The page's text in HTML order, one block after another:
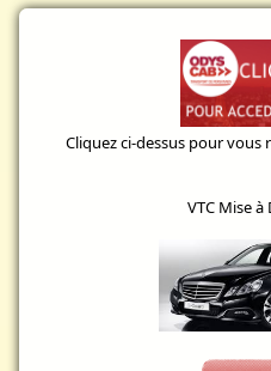
Cliquez ci-dessus pour
VTC Mise